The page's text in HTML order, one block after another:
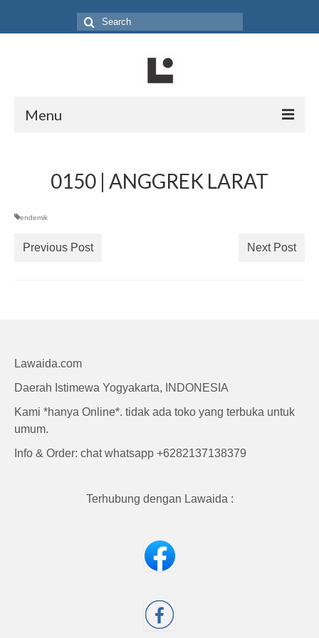
Search
for:
Menu
Produk
Koleksi
Galeri
0150 | ANGGREK LARAT
endemik
Previous Post Next Post
Lawaida.com
Daerah Istimewa Yogyakarta, INDONESIA
Kami *hanya Online*. tidak ada toko yang terbuka untuk
umum.
Info & Order: chat whatsapp +6282137138379
Terhubung dengan Lawaida :